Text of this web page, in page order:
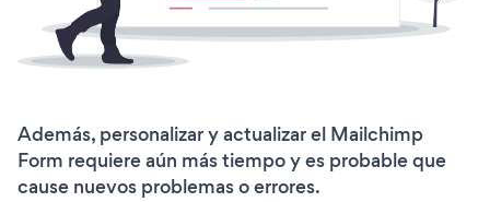
Además, personalizar y actualizar el Mailchimp
Form requiere aún más tiempo y es probable que
cause nuevos problemas o errores.